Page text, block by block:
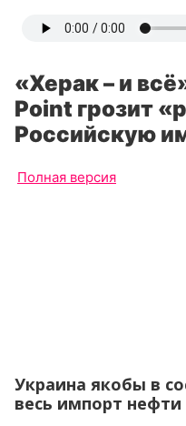
«Херак – и
Point грозит
Российскую
Полная версия
Украина якобы в
весь импорт нефти